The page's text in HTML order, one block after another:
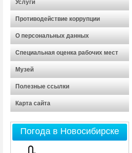
Услуги
Противодействие коррупции
О персональных данных
Специальная оценка рабочих мест
Музей
Полезные ссылки
Карта сайта
Погода в Новосибирске